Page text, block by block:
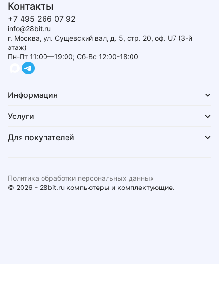
Контакты
+7 495 266 07 92
info@28bit.ru
г. Москва, ул. Сущевский вал, д. 5, стр. 20, оф. U7 (3-й
этаж)
Пн-Пт 11:00—19:00; Сб-Вс 12:00-18:00
Информация
Услуги
Для покупателей
© 2026 - 28bit.ru компьютеры и комплектующие.
Политика обработки персональных данных